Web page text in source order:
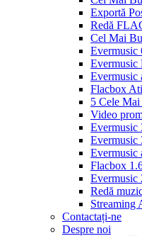
Exportă
Redă
Cel Mai
Evermusic
Evermusic
Flacbox
5 Cele
Video
Evermusic
Evermusic
Evermusic
Flacbox
Evermusic
Redă
Streaming
Contactați-ne
Despre noi